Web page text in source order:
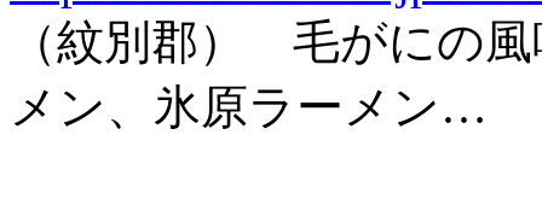
（紋別郡） 毛がにの
メン、氷原ラーメン…